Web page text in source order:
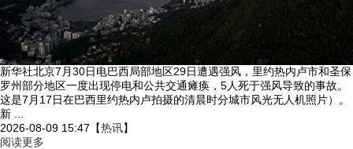
新华社北京7月30日电巴西局部地区29日遭遇强风，里约热内卢市和圣保
罗州部分地区一度出现停电和公共交通瘫痪，5人死于强风导致的事故。
这是7月17日在巴西里约热内卢拍摄的清晨时分城市风光无人机照片）。
新 ...
2026-08-09 15:47 【热讯】
阅读更多